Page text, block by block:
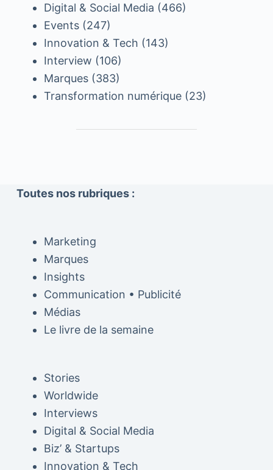
Digital & Social Media (466)
Events(247)
Innovation & Tech (143)
Interview (106)
Marques(383)
Transformation numérique(23)
Toutes nos rubriques :
Marketing
Marques
Insights
Communication • Publicité
Médias
Le livre de la semaine
Stories
Worldwide
Interviews
Digital & Social Media
Biz’ & Startups
Innovation & Tech